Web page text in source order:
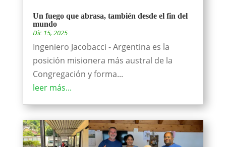
Un fuego que abrasa, también desde el fin del
mundo
Dic 15, 2025
Ingeniero Jacobacci - Argentina es la
posición misionera más austral de la
Congregación y forma...
leer más...